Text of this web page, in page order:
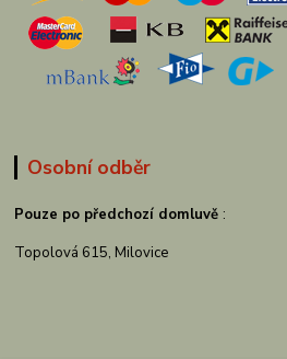
Osobní odběr
Pouze po předchozí domluvě :
Topolová 615, Milovice